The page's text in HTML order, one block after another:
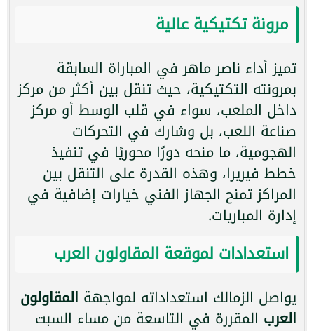
مرونة تكتيكية عالية
تميز أداء ناصر ماهر في المباراة السابقة
بمرونته التكتيكية، حيث تنقل بين أكثر من مركز
داخل الملعب، سواء في قلب الوسط أو مركز
صناعة اللعب، بل وشارك في التحركات
الهجومية، ما منحه دورًا محوريًا في تنفيذ
خطط فيريرا، وهذه القدرة على التنقل بين
المراكز تمنح الجهاز الفني خيارات إضافية في
إدارة المباريات.
استعدادات لموقعة المقاولون العرب
يواصل الزمالك استعداداته لمواجهة المقاولون
العرب المقررة في التاسعة من مساء السبت